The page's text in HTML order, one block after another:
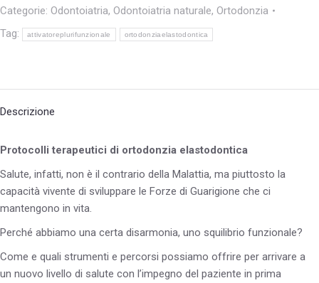
Categorie: Odontoiatria, Odontoiatria naturale, Ortodonzia
Tag:
attivatoreplurifunzionale ortodonziaelastodontica
Descrizione
Protocolli terapeutici di ortodonzia elastodontica
Salute, infatti, non è il contrario della Malattia, ma piuttosto la
capacità vivente di sviluppare le Forze di Guarigione che ci
mantengono in vita.
Perché abbiamo una certa disarmonia, uno squilibrio funzionale?
Come e quali strumenti e percorsi possiamo offrire per arrivare a
un nuovo livello di salute con l’impegno del paziente in prima